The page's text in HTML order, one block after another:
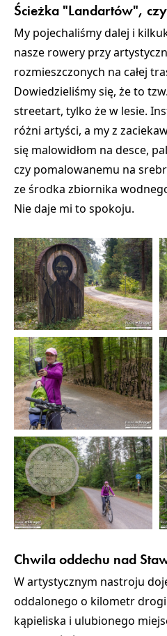
Ścieżka "Landartów",
My pojechaliśmy dalej i
nasze rowery przy
rozmieszczonych na całej
Dowiedzieliśmy się, że to
streetart, tylko że w lesie.
różni artyści, a my z
się malowidłom na desce,
czy pomalowanemu na
ze środka zbiornika
Nie daje mi to spokoju.
Chwila oddechu nad
W artystycznym nastroju
oddalonego o kilometr
kąpieliska i ulubionego